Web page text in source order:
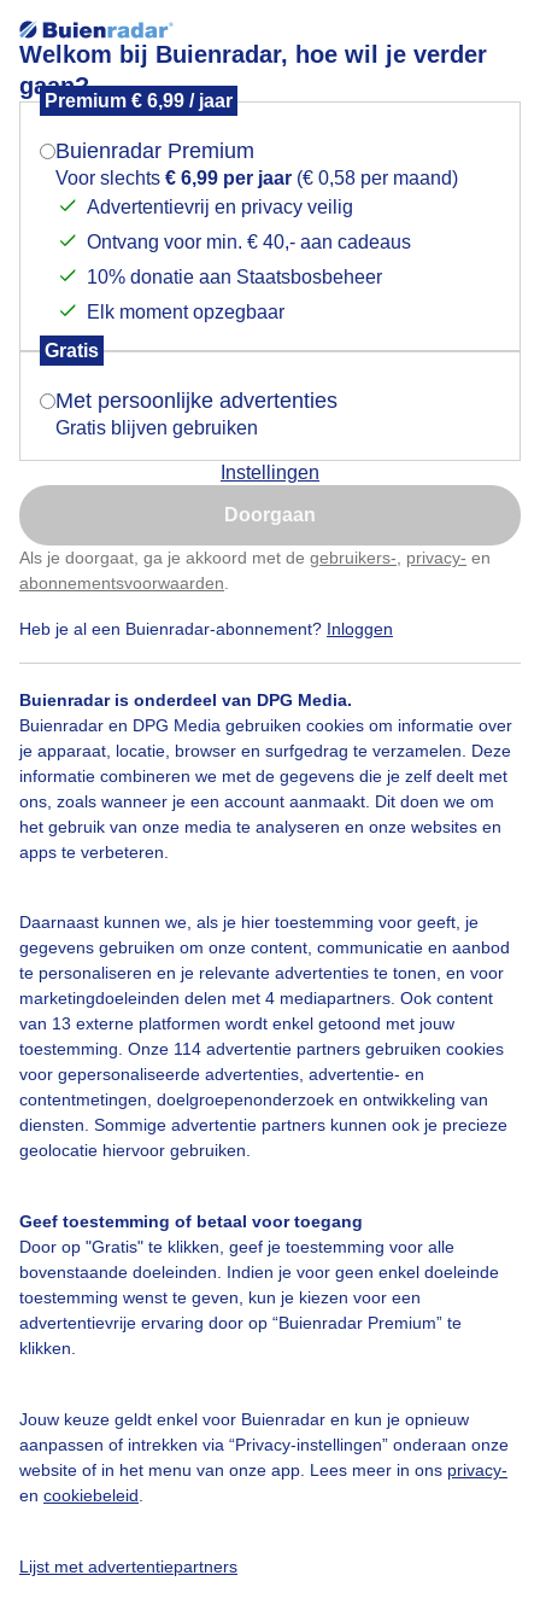
Welkom bij Buienradar, hoe wil je verder
gaan?
Premium € 6,99 / jaar
Buienradar Premium
Voor slechts € 6,99 per jaar (€ 0,58 per maand)
Advertentievrij en privacy veilig
Ontvang voor min. € 40,- aan cadeaus
10% donatie aan Staatsbosbeheer
Elk moment opzegbaar
Gratis
Met persoonlijke advertenties
Gratis blijven gebruiken
Instellingen
Doorgaan
Als je doorgaat, ga je akkoord met de gebruikers- privacy- en
abonnementsvoorwaarden
Heb je al een Buienradar-abonnement? Inloggen
Buienradar is onderdeel van DPG Media.
Buienradar en DPG Media gebruiken cookies om informatie over
je apparaat, locatie, browser en surfgedrag te verzamelen. Deze
informatie combineren we met de gegevens die je zelf deelt met
ons, zoals wanneer je een account aanmaakt. Dit doen we om
het gebruik van onze media te analyseren en onze websites en
apps te verbeteren.
Daarnaast kunnen we, als je hier toestemming voor geeft, je
gegevens gebruiken om onze content, communicatie en aanbod
te personaliseren en je relevante advertenties te tonen, en voor
marketingdoeleinden delen met 4 mediapartners. Ook content
van 13 externe platformen wordt enkel getoond met jouw
toestemming. Onze 114 advertentie partners gebruiken cookies
voor gepersonaliseerde advertenties, advertentie- en
contentmetingen, doelgroepenonderzoek en ontwikkeling van
diensten. Sommige advertentie partners kunnen ook je precieze
geolocatie hiervoor gebruiken.
Geef toestemming of betaal voor toegang
Door op "Gratis" te klikken, geef je toestemming voor alle
bovenstaande doeleinden. Indien je voor geen enkel doeleinde
toestemming wenst te geven, kun je kiezen voor een
advertentievrije ervaring door op “Buienradar Premium” te
klikken.
Jouw keuze geldt enkel voor Buienradar en kun je opnieuw
aanpassen of intrekken via “Privacy-instellingen” onderaan onze
website of in het menu van onze app. Lees meer in ons privacy-
en cookiebeleid
Lijst met advertentiepartners
Bewolkte lucht vandaag
Door: Francien Tax Gemaakt: 10-05-2026, 23x bekeken
Lente Zon Wolken
Bekijk slideshow
Over Buienradar
Bedrijfsgegevens
Contact
Toegankelijkheid
Gebruikersvoorwaarden
Adverteren
Privacy beleid
Cookie beleid
Mogen we je locatie gebruiken voor het
Indien je hier nog geen akkoord op hebt gegeven,
verschijnt er zo een pop-up uit je browser waarin
Is goed, toon de popup
Nu niet, misschien later
Klik hierom dit aan te passen